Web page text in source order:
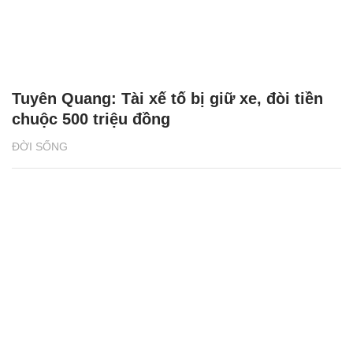
ĐỜI SỐNG
Tuyên Quang: Tài xế tố bị giữ xe, đòi tiền
chuộc 500 triệu đồng